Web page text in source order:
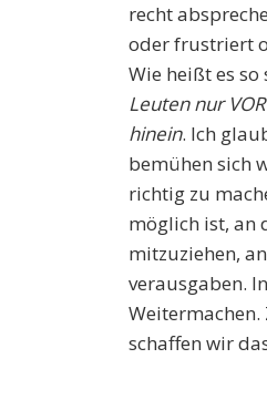
recht
oder frustriert
Wie heißt es so
Leuten nur
hinein. Ich
bemühen sich
richtig zu
möglich ist, an
mitzuziehen,
verausgaben.
Weitermachen.
schaffen wir